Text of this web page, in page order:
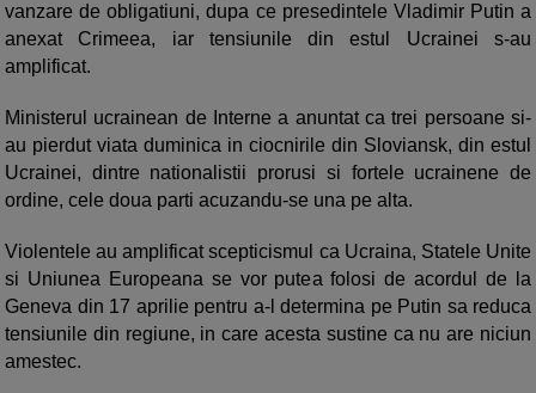
vanzare de obligatiuni, dupa ce presedintele Vladimir Putin a
anexat Crimeea, iar tensiunile din estul Ucrainei s-au
amplificat.
Ministerul ucrainean de Interne a anuntat ca trei persoane si-
au pierdut viata duminica in ciocnirile din Sloviansk, din estul
Ucrainei, dintre nationalistii prorusi si fortele ucrainene de
ordine, cele doua parti acuzandu-se una pe alta.
Violentele au amplificat scepticismul ca Ucraina, Statele Unite
si Uniunea Europeana se vor putea folosi de acordul de la
Geneva din 17 aprilie pentru a-l determina pe Putin sa reduca
tensiunile din regiune, in care acesta sustine ca nu are niciun
amestec.